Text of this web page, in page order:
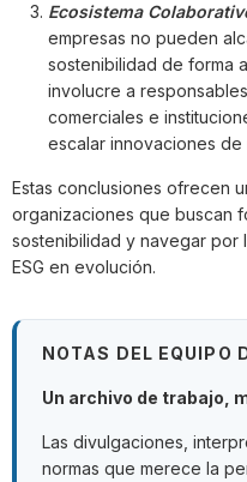
Ecosistema
empresas no pueden
sostenibilidad de forma
involucre a
comerciales e
escalar innovaciones de
Estas conclusiones ofrecen
organizaciones que buscan
sostenibilidad y navegar por
ESG en evolución.
NOTAS DEL EQUIPO
Un archivo de trabajo,
Las divulgaciones,
normas que merece la